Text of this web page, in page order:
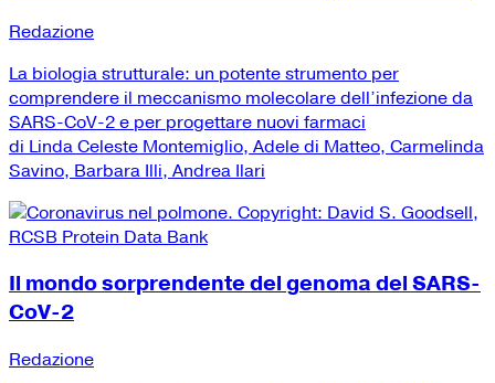
Redazione
La biologia strutturale: un potente strumento per
comprendere il meccanismo molecolare dell’infezione da
SARS-CoV-2 e per progettare nuovi farmaci
di Linda Celeste Montemiglio, Adele di Matteo, Carmelinda
Savino, Barbara Illi, Andrea Ilari
Il mondo sorprendente del genoma del SARS-
CoV-2
Redazione